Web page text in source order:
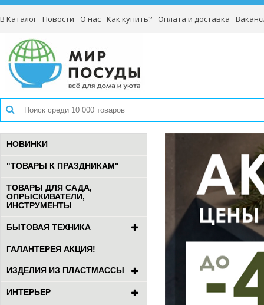
В Каталог Новости О нас Как купить? Оплата и доставка
НОВИНКИ
"ТОВАРЫ К ПРАЗДНИКАМ"
ТОВАРЫ ДЛЯ САДА,
ОПРЫСКИВАТЕЛИ,
ИНСТРУМЕНТЫ
БЫТОВАЯ ТЕХНИКА
ГАЛАНТЕРЕЯ АКЦИЯ!
ИЗДЕЛИЯ ИЗ ПЛАСТМАССЫ
ИНТЕРЬЕР